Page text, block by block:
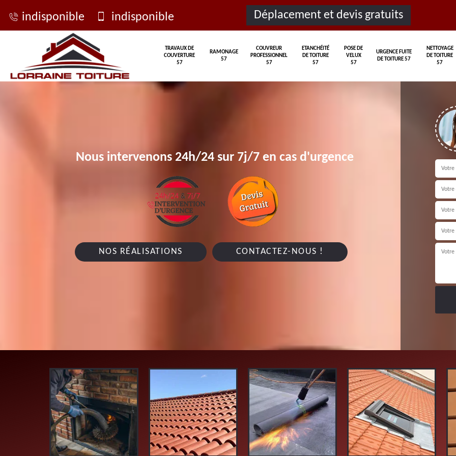
indisponible indisponible Déplacement et devis gratuits
TRAVAUX DE
COUVERTURE
57
RAMONAGE
57
COUVREUR
PROFESSIONNEL
57
ETANCHÉITÉ
DE TOITURE
57
POSE DE
VELUX
57
URGENCE FUITE
DE TOITURE 57
NETTOYAGE
DE TOITURE
57
Nous intervenons 24h/24 sur 7j/7 en cas d'urgence
NOS RÉALISATIONS CONTACTEZ-NOUS !